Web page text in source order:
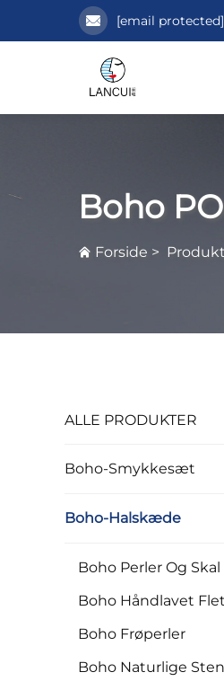
[email protected]
Boho
Forside >
ALLE PRODUKTER
Boho-Smykkesæt
Boho-Halskæde
Boho Perler Og Skal
Boho Håndlavet
Boho Frøperler
Boho Naturlige Sten